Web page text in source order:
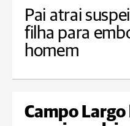
Pai atrai
filha para
homem
Campo